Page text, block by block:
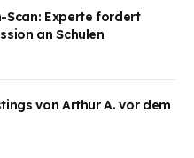
Scan: Experte fordert
an Schulen
von Arthur A. vor dem